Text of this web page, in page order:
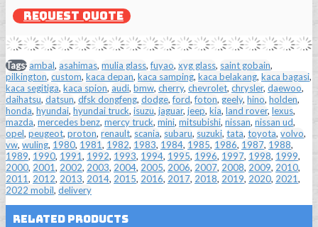
REQUEST QUOTE
Tags:ambal, asahimas, mulia glass,fuyao, xyg glass, saint gobain,
pilkington, custom, kaca depan, kaca samping, kaca belakang, kaca bagasi,
kaca segitiga, kaca spion, audi, bmw, cherry, chevrolet, chrysler, daewoo,
daihatsu, datsun, dfsk dongfeng, dodge,ford,foton, geely, hino, holden,
honda, hyundai, hyundai truck, isuzu, jaguar, jeep, kia, land rover, lexus,
mazda, mercedes benz, mercy truck, mini, mitsubishi, nissan, nissan ud,
opel, peugeot, proton, renault, scania, subaru, suzuki, tata, toyota, volvo,
vw, wuling, 1980, 1981, 1982, 1983, 1984, 1985, 1986, 1987, 1988,
1989, 1990, 1991, 1992, 1993, 1994, 1995, 1996, 1997, 1998, 1999,
2000, 2001, 2002, 2003, 2004, 2005, 2006, 2007, 2008, 2009, 2010,
2011, 2012, 2013, 2014, 2015, 2016, 2017, 2018, 2019, 2020, 2021,
2022 mobil, delivery
Related Products